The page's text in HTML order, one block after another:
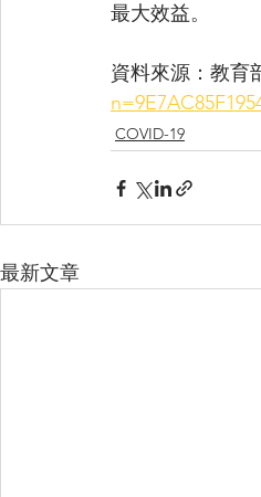
最大效益。
資料來源：教育
COVID-19
最新文章